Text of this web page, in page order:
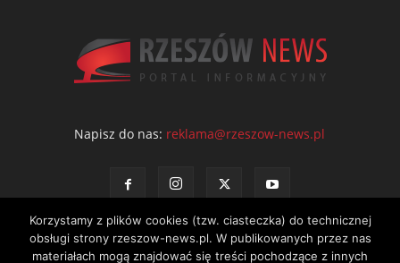
Kontakt Polityka prywatności Regulamin portalu
Korzystamy z plików cookies (tzw. ciasteczka) do technicznej
obsługi strony rzeszow-news.pl. W publikowanych przez nas
materiałach mogą znajdować się treści pochodzące z innych